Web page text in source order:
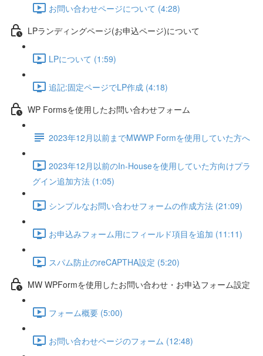
お問い合わせページについて (4:28)
LPランディングページ(お申込ページ)について
LPについて (1:59)
追記:固定ページでLP作成 (4:18)
WP Formsを使用したお問い合わせフォーム
2023年12月以前までMWWP Formを使用していた方へ
2023年12月以前のIn-Houseを使用していた方向けプラ
グイン追加方法 (1:05)
シンプルなお問い合わせフォームの作成方法 (21:09)
お申込みフォーム用にフィールド項目を追加 (11:11)
スパム防止のreCAPTHA設定 (5:20)
MW WPFormを使用したお問い合わせ・お申込フォーム設定
フォーム概要 (5:00)
お問い合わせページのフォーム (12:48)